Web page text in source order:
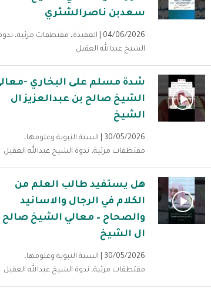
سعدبن ناصرالشثري
04/06/2026 | العقيدة، مقتطفات مرئية،
الشيخ عبدالله العقيل
شدة مسلم على البخاري -
الشيخ صالح بن عبدالعزيز ال
الشيخ
30/05/2026 | السنة النبوية وعلومها،
مقتطفات مرئية، ندوة الشيخ عبدالله العقيل
هل يستفيد طالب العلم من
الكلام في الرجال والاسانيد
والصحاح – معالي الشيخ صالح
ال الشيخ
30/05/2026 | السنة النبوية وعلومها،
مقتطفات مرئية، ندوة الشيخ عبدالله العقيل